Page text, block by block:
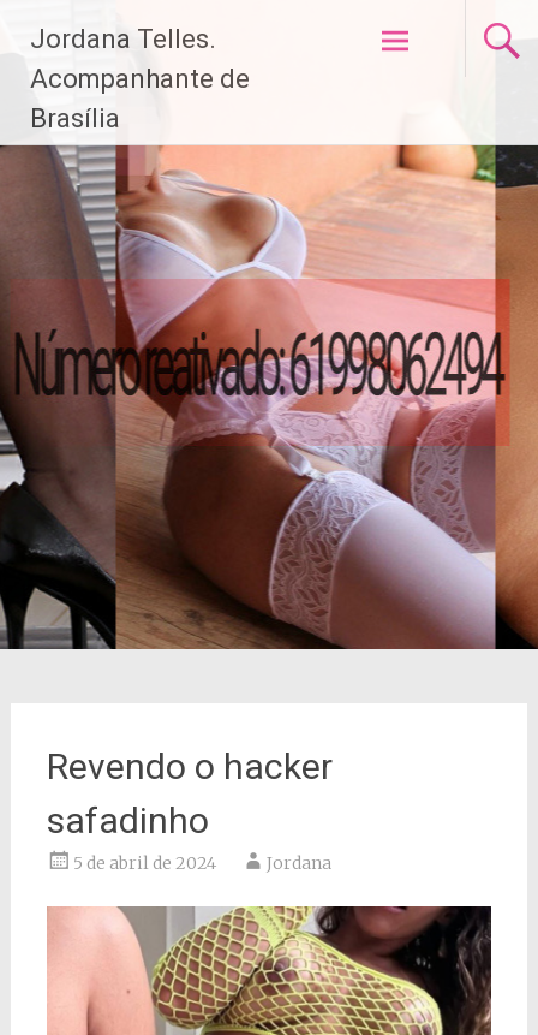
paraJordana Telles.
Acompanhante de
Brasília
Revendo o hacker
safadinho
5 de abril de 2024 Jordana